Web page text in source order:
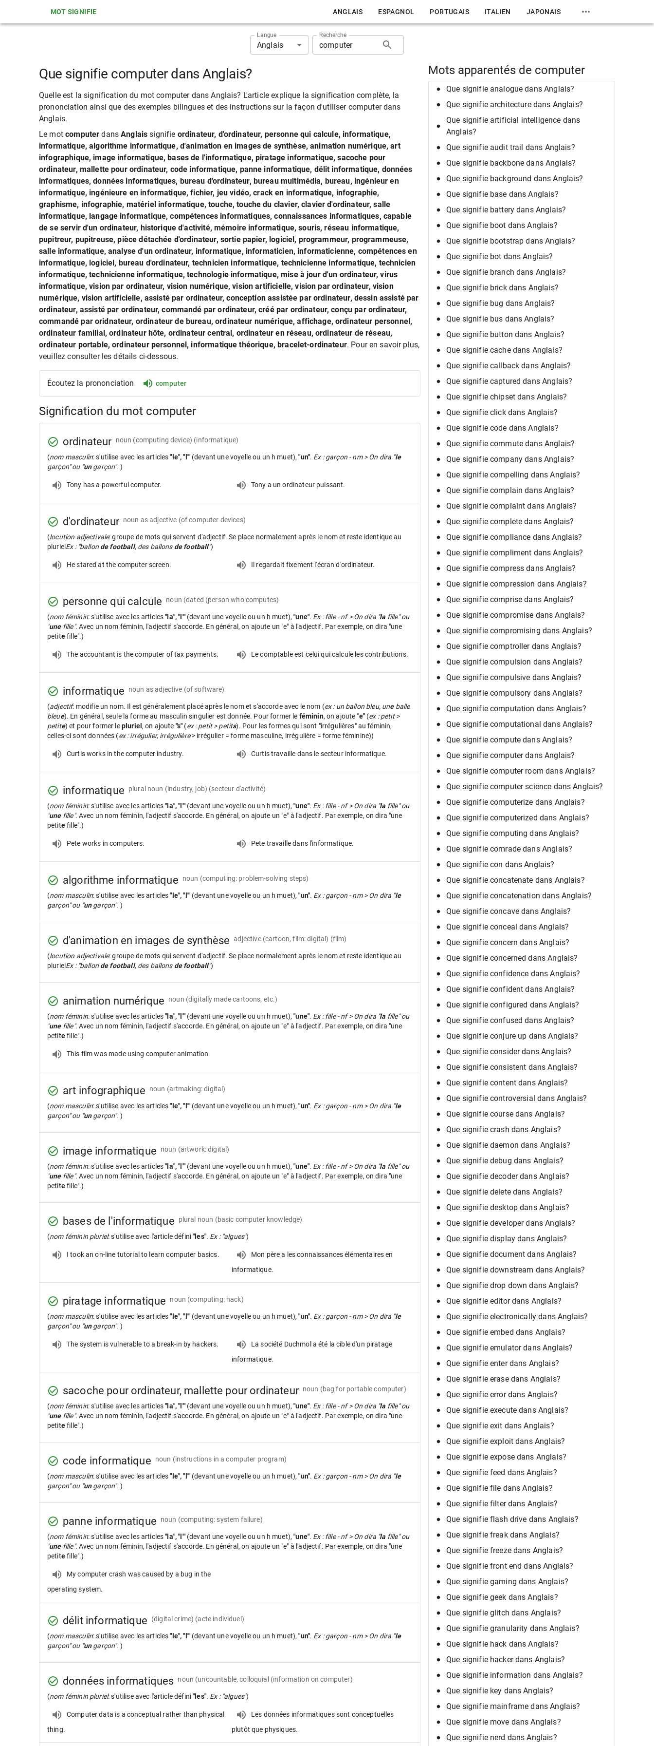
MOT SIGNIFIE ANGLAIS ESPAGNOL PORTUGAIS ITALIEN JAPONAIS
Langue
Anglais
Recherche
Que signifie computer dans Anglais?
Quelle est la signification du mot computer dans Anglais? L'article explique la signification complète, la
prononciation ainsi que des exemples bilingues et des instructions sur la façon d'utiliser computer dans
Anglais.
Le motcomputer dansAnglais signifie ordinateur, d'ordinateur, personne qui calcule, informatique,
informatique, algorithme informatique, d'animation en images de synthèse, animation numérique, art
infographique, image informatique, bases de l'informatique, piratage informatique, sacoche pour
ordinateur, mallette pour ordinateur, code informatique, panne informatique, délit informatique, données
informatiques, données informatiques, bureau d'ordinateur, bureau multimédia, bureau, ingénieur en
informatique, ingénieure en informatique, fichier, jeu vidéo, crack en informatique, infographie,
graphisme, infographie, matériel informatique, touche, touche du clavier, clavier d'ordinateur, salle
informatique, langage informatique, compétences informatiques, connaissances informatiques, capable
de se servir d'un ordinateur, historique d'activité, mémoire informatique, souris, réseau informatique,
pupitreur, pupitreuse, pièce détachée d'ordinateur, sortie papier, logiciel, programmeur, programmeuse,
salle informatique, analyse d'un ordinateur, informatique, informaticien, informaticienne, compétences en
informatique, logiciel, bureau d'ordinateur, technicien informatique, technicienne informatique, technicien
informatique, technicienne informatique, technologie informatique, mise à jour d'un ordinateur, virus
informatique, vision par ordinateur, vision numérique, vision artificielle, vision par ordinateur, vision
numérique, vision artificielle, assisté par ordinateur, conception assistée par ordinateur, dessin assisté par
ordinateur, assisté par ordinateur, commandé par ordinateur, créé par ordinateur, conçu par ordinateur,
commandé par oridnateur, ordinateur de bureau, ordinateur numérique, affichage, ordinateur personnel,
ordinateur familial, ordinateur hôte, ordinateur central, ordinateur en réseau, ordinateur de réseau,
ordinateur portable, ordinateur personnel, informatique théorique, bracelet-ordinateur. Pour en savoir plus,
veuillez consulter les détails ci-dessous.
Écoutez la prononciation computer
Signification du mot computer
ordinateur noun (computing device) (informatique)
(nom masculin: s'utilise avec les articles"le", "l'" (devant une voyelle ou un h muet),"un". Ex : garçon - nm > On dira "le
garçon" ou "ungarçon". )
Tony has a powerful computer. Tony a un ordinateur puissant.
d'ordinateur noun as adjective (of computer devices)
(locution adjectivale: groupe de mots qui servent d'adjectif. Se place normalement après le nom et reste identique au
pluriel Ex : "ballon de football, des ballons de football")
He stared at the computer screen. Il regardait fixement l'écran d'ordinateur.
personne qui calcule noun (dated (person who computes)
(nom féminin: s'utilise avec les articles"la", "l'" (devant une voyelle ou un h muet),"une". Ex : fille - nf > On dira "la fille" ou
"unefille". Avec un nom féminin, l'adjectif s'accorde. En général, on ajoute un "e" à l'adjectif. Par exemple, on dira "une
petitefille".)
The accountant is the computer of tax payments. Le comptable est celui qui calcule les contributions.
informatique noun as adjective (of software)
(adjectif: modifie un nom. Il est généralement placé après le nom et s'accorde avec le nom (ex : un ballon bleu, uneballe
bleue). En général, seule la forme au masculin singulier est donnée. Pour former le féminin, on ajoute "e"(ex : petit >
petite) et pour former lepluriel , on ajoute "s" (ex : petit > petits). Pour les formes qui sont "irrégulières" au féminin,
celles-ci sont données (ex : irrégulier, irrégulière> irrégulier = forme masculine, irrégulière = forme féminine))
Curtis works in the computer industry. Curtis travaille dans le secteur informatique.
informatique plural noun (industry, job) (secteur d'activité)
(nom féminin: s'utilise avec les articles"la", "l'" (devant une voyelle ou un h muet),"une". Ex : fille - nf > On dira "la fille" ou
"unefille". Avec un nom féminin, l'adjectif s'accorde. En général, on ajoute un "e" à l'adjectif. Par exemple, on dira "une
petitefille".)
Pete works in computers. Pete travaille dans l'informatique.
algorithme informatique noun (computing: problem-solving steps)
(nom masculin: s'utilise avec les articles"le", "l'" (devant une voyelle ou un h muet),"un". Ex : garçon - nm > On dira "le
garçon" ou "ungarçon". )
d'animation en images de synthèse adjective (cartoon, film: digital) (film)
(locution adjectivale: groupe de mots qui servent d'adjectif. Se place normalement après le nom et reste identique au
pluriel Ex : "ballon de football, des ballons de football")
animation numérique noun (digitally made cartoons, etc.)
(nom féminin: s'utilise avec les articles"la", "l'" (devant une voyelle ou un h muet),"une". Ex : fille - nf > On dira "la fille" ou
"unefille". Avec un nom féminin, l'adjectif s'accorde. En général, on ajoute un "e" à l'adjectif. Par exemple, on dira "une
petitefille".)
This film was made using computer animation.
art infographique noun (artmaking: digital)
(nom masculin: s'utilise avec les articles"le", "l'" (devant une voyelle ou un h muet),"un". Ex : garçon - nm > On dira "le
garçon" ou "ungarçon". )
image informatique noun (artwork: digital)
(nom féminin: s'utilise avec les articles"la", "l'" (devant une voyelle ou un h muet),"une". Ex : fille - nf > On dira "la fille" ou
"unefille". Avec un nom féminin, l'adjectif s'accorde. En général, on ajoute un "e" à l'adjectif. Par exemple, on dira "une
petitefille".)
bases de l'informatique plural noun (basic computer knowledge)
(nom féminin pluriel: s'utilise avec l'article défini"les". Ex : "algues")
I took an on-line tutorial to learn computer basics.
Mon père a les connaissances élémentaires en
informatique.
piratage informatique noun (computing: hack)
(nom masculin: s'utilise avec les articles"le", "l'" (devant une voyelle ou un h muet),"un". Ex : garçon - nm > On dira "le
garçon" ou "ungarçon". )
The system is vulnerable to a break-in by hackers.
La société Duchmol a été la cible d'un piratage
informatique.
sacoche pour ordinateur, mallette pour ordinateur noun (bag for portable computer)
(nom féminin: s'utilise avec les articles"la", "l'" (devant une voyelle ou un h muet),"une". Ex : fille - nf > On dira "la fille" ou
"unefille". Avec un nom féminin, l'adjectif s'accorde. En général, on ajoute un "e" à l'adjectif. Par exemple, on dira "une
petitefille".)
code informatique noun (instructions in a computer program)
(nom masculin: s'utilise avec les articles"le", "l'" (devant une voyelle ou un h muet),"un". Ex : garçon - nm > On dira "le
garçon" ou "ungarçon". )
panne informatique noun (computing: system failure)
(nom féminin: s'utilise avec les articles"la", "l'" (devant une voyelle ou un h muet),"une". Ex : fille - nf > On dira "la fille" ou
"unefille". Avec un nom féminin, l'adjectif s'accorde. En général, on ajoute un "e" à l'adjectif. Par exemple, on dira "une
petitefille".)
My computer crash was caused by a bug in the
operating system.
délit informatique (digital crime) (acte individuel)
(nom masculin: s'utilise avec les articles"le", "l'" (devant une voyelle ou un h muet),"un". Ex : garçon - nm > On dira "le
garçon" ou "ungarçon". )
données informatiques noun (uncountable, colloquial (information on computer)
(nom féminin pluriel: s'utilise avec l'article défini"les". Ex : "algues")
Computer data is a conceptual rather than physical
thing.
Les données informatiques sont conceptuelles
plutôt que physiques.
Mots apparentés de computer
Que signifie analogue dans Anglais?
Que signifie architecture dans Anglais?
Que signifie artificial intelligence dans
Anglais?
Que signifie audit trail dans Anglais?
Que signifie backbone dans Anglais?
Que signifie background dans Anglais?
Que signifie base dans Anglais?
Que signifie battery dans Anglais?
Que signifie boot dans Anglais?
Que signifie bootstrap dans Anglais?
Que signifie bot dans Anglais?
Que signifie branch dans Anglais?
Que signifie brick dans Anglais?
Que signifie bug dans Anglais?
Que signifie bus dans Anglais?
Que signifie button dans Anglais?
Que signifie cache dans Anglais?
Que signifie callback dans Anglais?
Que signifie captured dans Anglais?
Que signifie chipset dans Anglais?
Que signifie click dans Anglais?
Que signifie code dans Anglais?
Que signifie commute dans Anglais?
Que signifie company dans Anglais?
Que signifie compelling dans Anglais?
Que signifie complain dans Anglais?
Que signifie complaint dans Anglais?
Que signifie complete dans Anglais?
Que signifie compliance dans Anglais?
Que signifie compliment dans Anglais?
Que signifie compress dans Anglais?
Que signifie compression dans Anglais?
Que signifie comprise dans Anglais?
Que signifie compromise dans Anglais?
Que signifie compromising dans Anglais?
Que signifie comptroller dans Anglais?
Que signifie compulsion dans Anglais?
Que signifie compulsive dans Anglais?
Que signifie compulsory dans Anglais?
Que signifie computation dans Anglais?
Que signifie computational dans Anglais?
Que signifie compute dans Anglais?
Que signifie computer dans Anglais?
Que signifie computer room dans Anglais?
Que signifie computer science dans Anglais?
Que signifie computerize dans Anglais?
Que signifie computerized dans Anglais?
Que signifie computing dans Anglais?
Que signifie comrade dans Anglais?
Que signifie con dans Anglais?
Que signifie concatenate dans Anglais?
Que signifie concatenation dans Anglais?
Que signifie concave dans Anglais?
Que signifie conceal dans Anglais?
Que signifie concern dans Anglais?
Que signifie concerned dans Anglais?
Que signifie confidence dans Anglais?
Que signifie confident dans Anglais?
Que signifie configured dans Anglais?
Que signifie confused dans Anglais?
Que signifie conjure up dans Anglais?
Que signifie consider dans Anglais?
Que signifie consistent dans Anglais?
Que signifie content dans Anglais?
Que signifie controversial dans Anglais?
Que signifie course dans Anglais?
Que signifie crash dans Anglais?
Que signifie daemon dans Anglais?
Que signifie debug dans Anglais?
Que signifie decoder dans Anglais?
Que signifie delete dans Anglais?
Que signifie desktop dans Anglais?
Que signifie developer dans Anglais?
Que signifie display dans Anglais?
Que signifie document dans Anglais?
Que signifie downstream dans Anglais?
Que signifie drop down dans Anglais?
Que signifie editor dans Anglais?
Que signifie electronically dans Anglais?
Que signifie embed dans Anglais?
Que signifie emulator dans Anglais?
Que signifie enter dans Anglais?
Que signifie erase dans Anglais?
Que signifie error dans Anglais?
Que signifie execute dans Anglais?
Que signifie exit dans Anglais?
Que signifie exploit dans Anglais?
Que signifie expose dans Anglais?
Que signifie feed dans Anglais?
Que signifie file dans Anglais?
Que signifie filter dans Anglais?
Que signifie flash drive dans Anglais?
Que signifie freak dans Anglais?
Que signifie freeze dans Anglais?
Que signifie front end dans Anglais?
Que signifie gaming dans Anglais?
Que signifie geek dans Anglais?
Que signifie glitch dans Anglais?
Que signifie granularity dans Anglais?
Que signifie hack dans Anglais?
Que signifie hacker dans Anglais?
Que signifie information dans Anglais?
Que signifie key dans Anglais?
Que signifie mainframe dans Anglais?
Que signifie move dans Anglais?
Que signifie nerd dans Anglais?